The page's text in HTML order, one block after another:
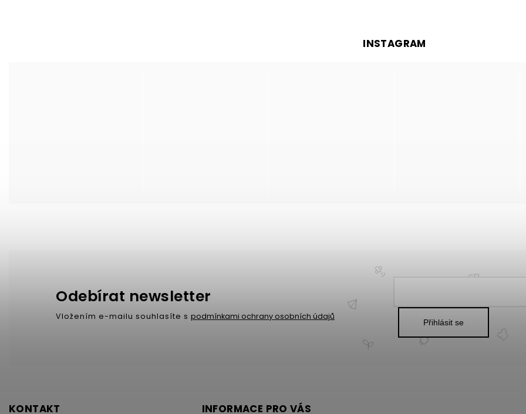
INSTAGRAM
KONTAKT
Odebírat newsletter
Vložením e-mailu souhlasíte s podmínkami ochrany osobních údajů
Přihlásit se
INFORMACE PRO VÁS